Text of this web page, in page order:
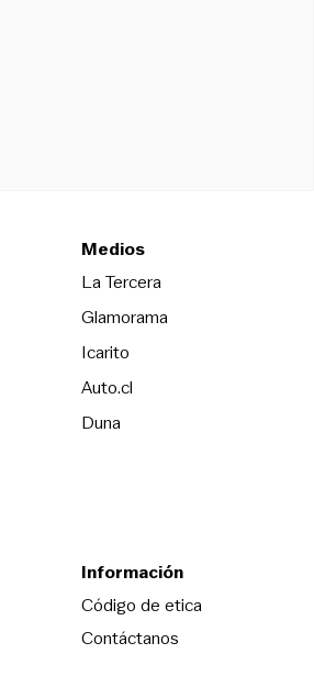
Medios
La TerceraOpens in new
Glamorama
Icarito
Auto.cl
DunaOpens in new window
Información
Código de eticaOpens in new
Contáctanos